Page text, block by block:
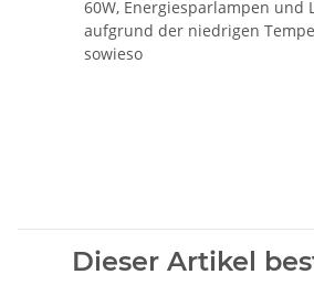
60W, Energiesparlampen und
aufgrund der niedrigen
sowieso
Dieser Artikel